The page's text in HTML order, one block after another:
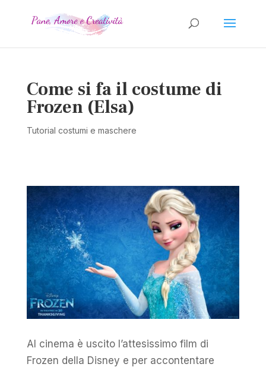
Come si fa il costume di
Frozen (Elsa)
Tutorial costumi e maschere
Al cinema è uscito l’attesissimo film di
Frozen della Disney e per accontentare